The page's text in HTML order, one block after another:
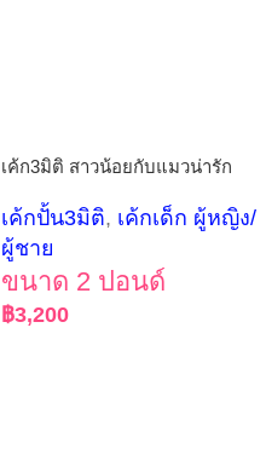
เค้ก3มิติ สาวน้อยกับแมวน่ารัก
เค้กปั้น3มิติ, เค้กเด็ก ผู้หญิง/
ผู้ชาย
ขนาด 2 ปอนด์
฿3,200